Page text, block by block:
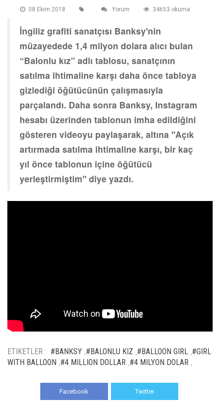
08 Ekim 2018 Yorum 34653 okuma
İngiliz grafiti sanatçısı Banksy'nin
müzayedede 1,4 milyon dolara alıcı bulan
“Balonlu kız” adlı tablosu, sanatçının
satılma ihtimaline karşı daha önce tabloya
gizlediği öğütücünün çalışmasıyla
parçalandı. Daha sonra Banksy, Instagram
hesabı üzerinden tablonun imha edildiğini
gösteren videoyu paylaşarak, altına "Açık
artırmada satılma ihtimaline karşı, bir kaç
yıl önce tablonun içine öğütücü
yerleştirmiştim" diye yazdı.
ETIKETLER : #BANKSY #BALONLU KIZ #BALLOON GIRL #GIRL
WITH BALLOON #4 MILLION DOLLAR #4 MILYON DOLAR
Facebook Twitter